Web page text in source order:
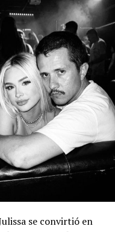
Ciudad
(la Luna se vuelve
eclipse
de
se convirtió en